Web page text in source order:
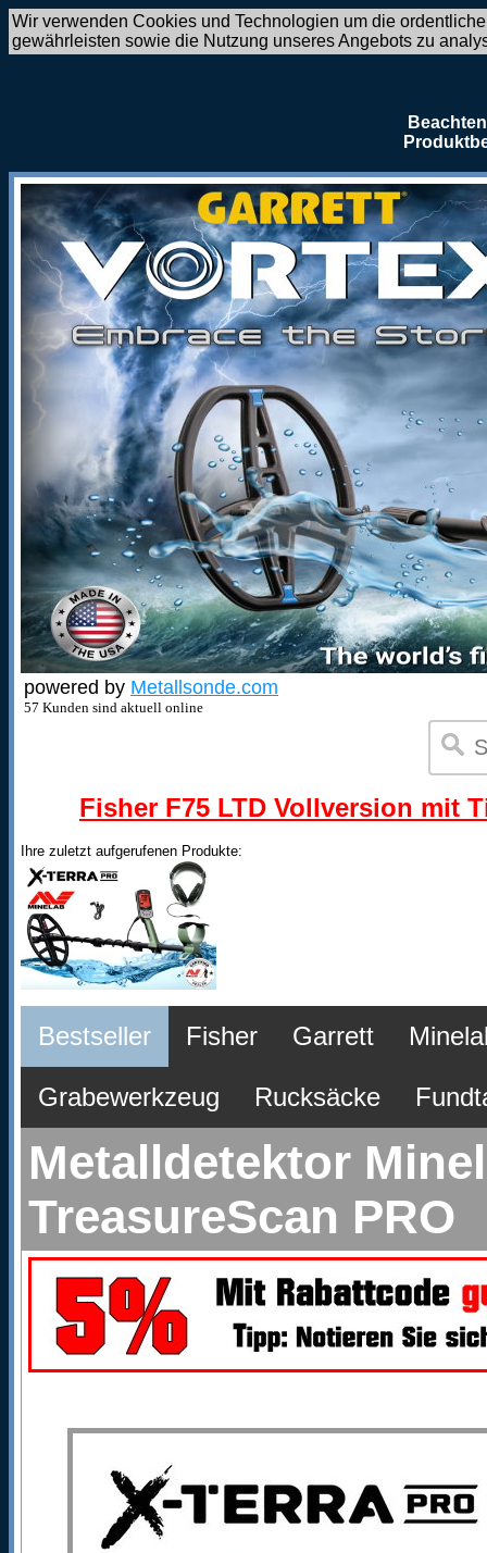
Wir verwenden Cookies und Technologien um die
gewährleisten sowie die Nutzung unseres Angebots zu
powered by Metallsonde.com
57 Kunden sind aktuell online
Fisher F75 LTD Vollversion mit
Ihre zuletzt aufgerufenen Produkte:
Bestseller Fisher Garrett
Grabewerkzeug Rucksäcke
Metalldetektor
TreasureScan PRO